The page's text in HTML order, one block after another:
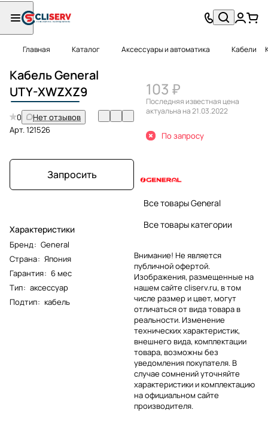
Главная Каталог Аксессуары и автоматика Кабели
Кабель General
UTY-XWZXZ9
0
Нет отзывов
Арт.121526
Запросить
Характеристики
Бренд: General
Страна: Япония
Гарантия: 6 мес
Тип: аксессуар
Подтип: кабель
103 ₽
Последняя известная цена
актуальна на 21.03.2022
По запросу
Все товары General
Все товары категории
Внимание! Не является
публичной офертой.
Изображения, размещенные на
нашем сайте cliserv.ru, в том
числе размер и цвет, могут
отличаться от вида товара в
реальности. Изменение
технических характеристик,
внешнего вида, комплектации
товара, возможны без
уведомления покупателя. В
случае сомнений уточняйте
характеристики и комплектацию
на официальном сайте
производителя.